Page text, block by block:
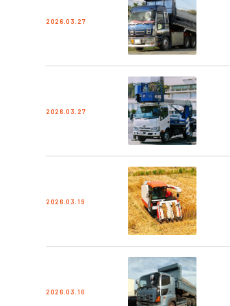
2026.03.27
2026.03.27
2026.03.19
2026.03.16